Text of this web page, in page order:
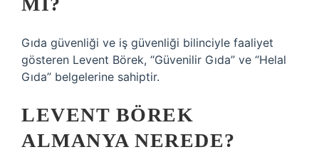
Gıda güvenliği ve iş güvenliği bilinciyle faaliyet
gösteren Levent Börek, “Güvenilir Gıda” ve “Helal
Gıda” belgelerine sahiptir.
LEVENT BÖREK
ALMANYA NEREDE?